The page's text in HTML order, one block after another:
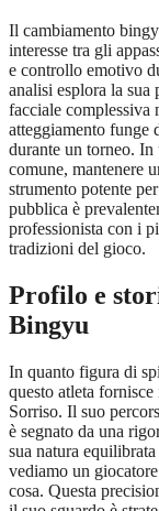
Il cambiamento
interesse tra gli
e controllo emotivo
analisi esplora la sua
facciale complessiva
atteggiamento funge
durante un torneo.
comune, mantenere
strumento potente
pubblica è
professionista con i
tradizioni del gioco.
Profilo e
Bingyu
In quanto figura di
questo atleta
Sorriso. Il suo
è segnato da una
sua natura
vediamo un
cosa. Questa